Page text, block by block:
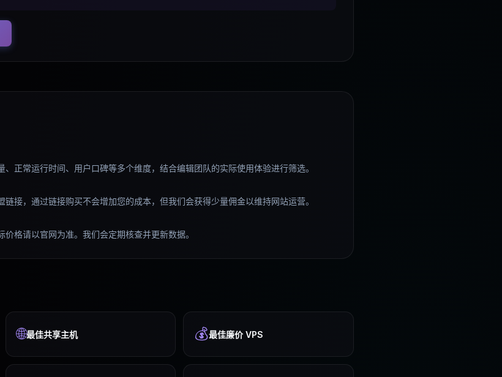
正常运行时间、用户口碑等多个维度，结合编辑团队的实际使用体验进行筛选。
接，通过链接购买不会增加您的成本，但我们会获得少量佣金以维持网站运营。
格请以官网为准。我们会定期核查并更新数据。
🌐最佳共享主机 💰最佳廉价 VPS